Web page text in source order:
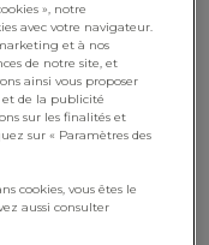
leur déplacement
au
», notre
avec votre navigateur.
et à nos
de notre site, et
ainsi vous proposer
et de la publicité
sur les finalités et
sur « Paramètres des
cookies, vous êtes le
aussi consulter